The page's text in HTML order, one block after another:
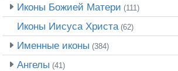
Иконы Божией Матери (111)
Иконы Иисуса Христа (62)
Именные иконы (384)
Ангелы (41)